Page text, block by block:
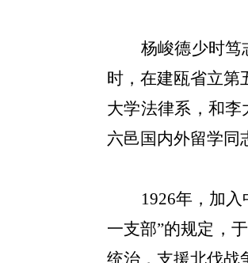
杨峻德少时笃
时，在建瓯省立第
大学法律系，和
六邑国内外留学同
1926年，加入
一支部”的规定，于
统治，支援北伐战